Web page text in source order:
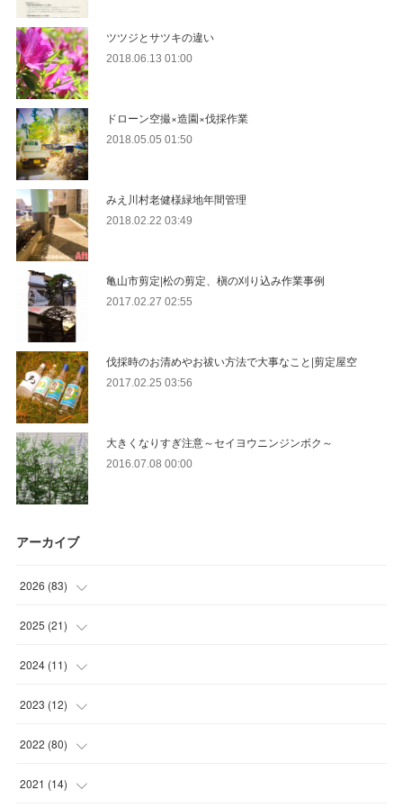
ツツジとサツキの違い
2018.06.13 01:00
ドローン空撮×造園×伐採作業
2018.05.05 01:50
みえ川村老健様緑地年間管理
2018.02.22 03:49
亀山市剪定|松の剪定、槇の刈り込み作業事例
2017.02.27 02:55
伐採時のお清めやお祓い方法で大事なこと|剪定屋空
2017.02.25 03:56
大きくなりすぎ注意～セイヨウニンジンボク～
2016.07.08 00:00
アーカイブ
2026 (83)
(14 )
(30 )
(23 )
(10
2025 (21)
(2
(9
(7
(3
2024 (11)
(1
(5
(5
2023 (12)
(5
(7
2022 (80)
(17 )
2021 (14)